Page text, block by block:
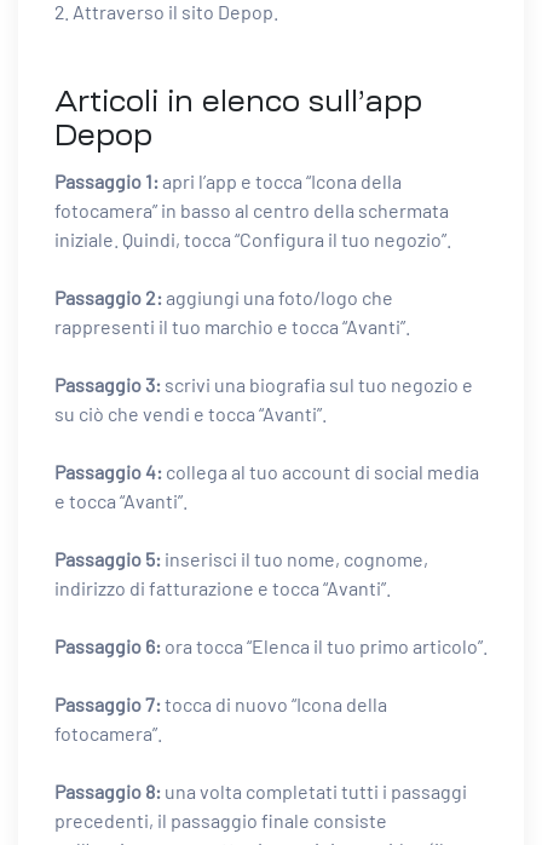
Attraverso il sito Depop.
Articoli in elenco sull’app
Depop
Passaggio 1:apri l’app e tocca “Icona della
fotocamera” in basso al centro della schermata
iniziale. Quindi, tocca “Configura il tuo negozio”.
Passaggio 2:aggiungi una foto/logo che
rappresenti il ​​tuo marchio e tocca “Avanti”.
Passaggio 3: scrivi una biografia sul tuo negozio e
su ciò che vendi e tocca “Avanti”.
Passaggio 4: collega al tuo account di social media
e tocca “Avanti”.
Passaggio 5: inserisci il tuo nome, cognome,
indirizzo di fatturazione e tocca “Avanti”.
Passaggio 6: ora tocca “Elenca il tuo primo articolo”.
Passaggio 7:tocca di nuovo “Icona della
fotocamera”.
Passaggio 8: una volta completati tutti i passaggi
precedenti, il passaggio finale consiste